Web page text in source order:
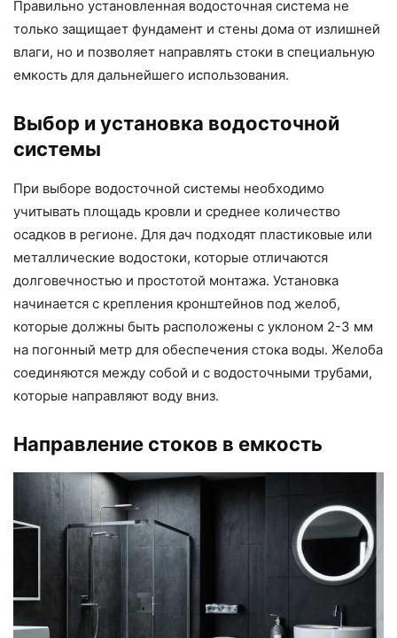
Правильно установленная водосточная система не
только защищает фундамент и стены дома от излишней
влаги, но и позволяет направлять стоки в специальную
емкость для дальнейшего использования.
Выбор и установка водосточной
системы
При выборе водосточной системы необходимо
учитывать площадь кровли и среднее количество
осадков в регионе. Для дач подходят пластиковые или
металлические водостоки, которые отличаются
долговечностью и простотой монтажа. Установка
начинается с крепления кронштейнов под желоб,
которые должны быть расположены с уклоном 2-3 мм
на погонный метр для обеспечения стока воды. Желоба
соединяются между собой и с водосточными трубами,
которые направляют воду вниз.
Направление стоков в емкость